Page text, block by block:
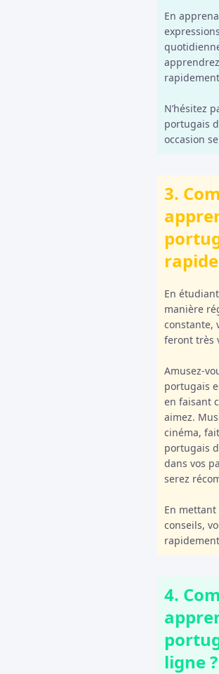
En
N’hésitez
portugais
occasion
3.
En
manière
constante,
feront très
Amusez-
portugais
en faisant
aimez.
cinéma,
portugais
dans vos
serez
En mettant
conseils,
4.
ligne ?